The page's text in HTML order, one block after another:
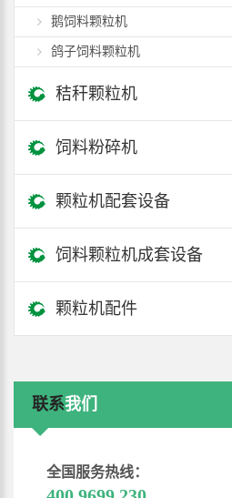
鹅饲料颗粒机
鸽子饲料颗粒机
秸秆颗粒机
饲料粉碎机
颗粒机配套设备
饲料颗粒机成套设备
颗粒机配件
联系我们
全国服务热线：